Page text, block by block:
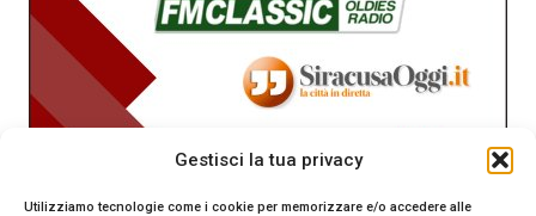
Gestisci la tua privacy
Utilizziamo tecnologie come i cookie per memorizzare e/o accedere alle